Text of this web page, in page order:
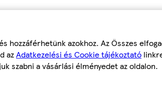
azokhoz. Az Összes
azAdatkezelési és Cookie tájékoztató
szabni a vásárlási élményedet az oldalon.